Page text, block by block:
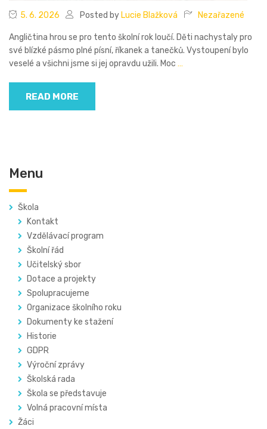
5. 6. 2026 Posted by Lucie Blažková Nezařazené
Angličtina hrou se pro tento školní rok loučí. Děti nachystaly pro
své blízké pásmo plné písní, říkanek a tanečků. Vystoupení bylo
veselé a všichni jsme si jej opravdu užili. Moc …
READ MORE
Menu
Škola
Kontakt
Vzdělávací program
Školní řád
Učitelský sbor
Dotace a projekty
Spolupracujeme
Organizace školního roku
Dokumenty ke stažení
Historie
GDPR
Výroční zprávy
Školská rada
Škola se představuje
Volná pracovní místa
Žáci